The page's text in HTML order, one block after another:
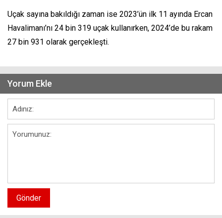
Uçak sayına bakıldığı zaman ise 2023’ün ilk 11 ayında Ercan
Havalimanı’nı 24 bin 319 uçak kullanırken, 2024’de bu rakam
27 bin 931 olarak gerçekleşti.
Yorum Ekle
Gönder